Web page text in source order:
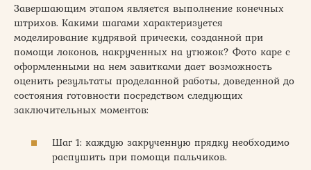
Завершающим этапом является выполнение конечных
штрихов. Какими шагами характеризуется
моделирование кудрявой прически, созданной при
помощи локонов, накрученных на утюжок? Фото каре с
оформленными на нем завитками дает возможность
оценить результаты проделанной работы, доведенной до
состояния готовности посредством следующих
заключительных моментов:
Шаг 1: каждую закрученную прядку необходимо
распушить при помощи пальчиков.